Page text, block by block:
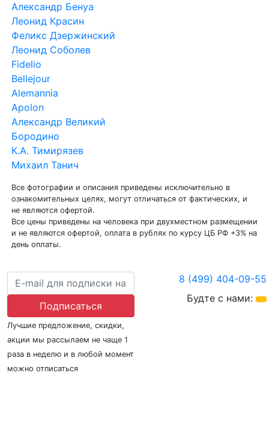
Александр Бенуа
Леонид Красин
Феликс Дзержинский
Леонид Соболев
Fidelio
Bellejour
Alemannia
Apolon
Александр Великий
Бородино
К.А. Тимирязев
Михаил Танич
Все фотографии и описания приведены исключительно в
ознакомительных целях, могут отличаться от фактических, и
не являются офертой.
Все цены приведены на человека при двухместном размещении
и не являются офертой, оплата в рублях по курсу ЦБ РФ +3% на
день оплаты.
Подписаться
Лучшие предложение, скидки,
акции мы рассылаем не чаще 1
раза в неделю и в любой момент
можно отписаться
8 (499) 404-09-55
Будте с нами: